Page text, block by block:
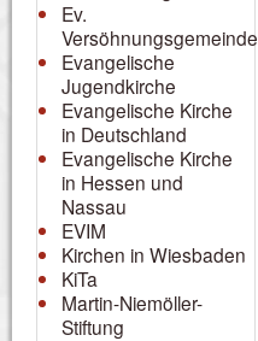
Ev.
Versöhnungsgemeinde
Evangelische
Jugendkirche
Evangelische Kirche
in Deutschland
Evangelische Kirche
in Hessen und
Nassau
EVIM
Kirchen in Wiesbaden
KiTa
Martin-Niemöller-
Stiftung